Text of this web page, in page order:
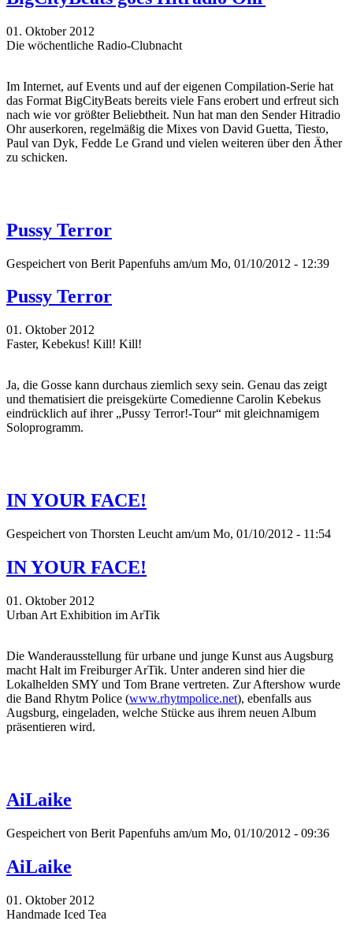
01. Oktober 2012
Die wöchentliche Radio-Clubnacht
Im Internet, auf Events und auf der eigenen Compilation-Serie hat
das Format BigCityBeats bereits viele Fans erobert und erfreut sich
nach wie vor größter Beliebtheit. Nun hat man den Sender Hitradio
Ohr auserkoren, regelmäßig die Mixes von David Guetta, Tiesto,
Paul van Dyk, Fedde Le Grand und vielen weiteren über den Äther
zu schicken.
Pussy Terror
Gespeichert von Berit Papenfuhs am/um Mo, 01/10/2012 - 12:39
Pussy Terror
01. Oktober 2012
Faster, Kebekus! Kill! Kill!
Ja, die Gosse kann durchaus ziemlich sexy sein. Genau das zeigt
und thematisiert die preisgekürte Comedienne Carolin Kebekus
eindrücklich auf ihrer „Pussy Terror!-Tour“ mit gleichnamigem
Soloprogramm.
IN YOUR FACE!
Gespeichert von Thorsten Leucht am/um Mo, 01/10/2012 - 11:54
IN YOUR FACE!
01. Oktober 2012
Urban Art Exhibition im ArTik
Die Wanderausstellung für urbane und junge Kunst aus Augsburg
macht Halt im Freiburger ArTik. Unter anderen sind hier die
Lokalhelden SMY und Tom Brane vertreten. Zur Aftershow wurde
die Band Rhytm Police (www.rhytmpolice.net), ebenfalls aus
Augsburg, eingeladen, welche Stücke aus ihrem neuen Album
präsentieren wird.
AiLaike
Gespeichert von Berit Papenfuhs am/um Mo, 01/10/2012 - 09:36
AiLaike
01. Oktober 2012
Handmade Iced Tea